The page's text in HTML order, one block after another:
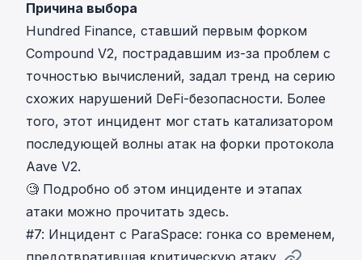
Причина выбора
Hundred Finance, ставший первым форком
Compound V2, пострадавшим из-за проблем с
точностью вычислений, задал тренд на серию
схожих нарушений DeFi-безопасности. Более
того, этот инцидент мог стать катализатором
последующей волны атак на форки протокола
Aave V2.
🧐 Подробно об этом инциденте и этапах
атаки можно прочитать здесь.
#7: Инцидент с ParaSpace: гонка со временем,
предотвратившая критическую атаку